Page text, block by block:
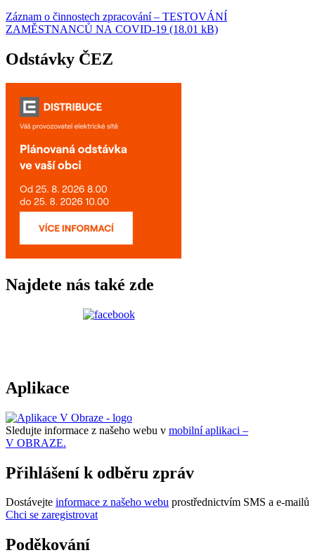
Záznam o činnostech zpracování – TESTOVÁNÍ
ZAMĚSTNANCŮ NA COVID-19 (18.01 kB)
Odstávky ČEZ
Najdete nás také zde
Aplikace
Sledujte informace z našeho webu v mobilní aplikaci –
V OBRAZE.
Přihlášení k odběru zpráv
Dostávejte informace z našeho webu prostřednictvím SMS a e-mailů
Chci se zaregistrovat
Poděkování